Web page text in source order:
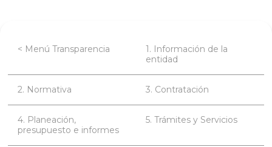
< Menú Transparencia
1. Información de la
entidad
2. Normativa 3. Contratación
4. Planeación,
presupuesto e informes
5. Trámites y Servicios